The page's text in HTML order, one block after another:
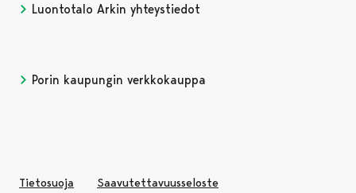
Luontotalo Arkin yhteystiedot
Porin kaupungin verkkokauppa
Tietosuoja Saavutettavuusseloste